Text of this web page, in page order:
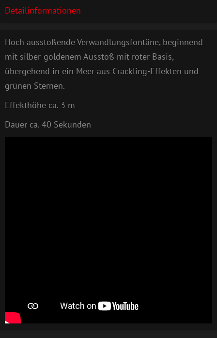
Detailinformationen
Hoch ausstoßende Verwandlungsfontäne, beginnend
mit silber-goldenem Ausstoß mit roter Basis,
übergehend in ein Meer aus Crackling-Effekten und
grünen Sternen.
Effekthöhe ca. 3 m
Dauer ca. 40 Sekunden